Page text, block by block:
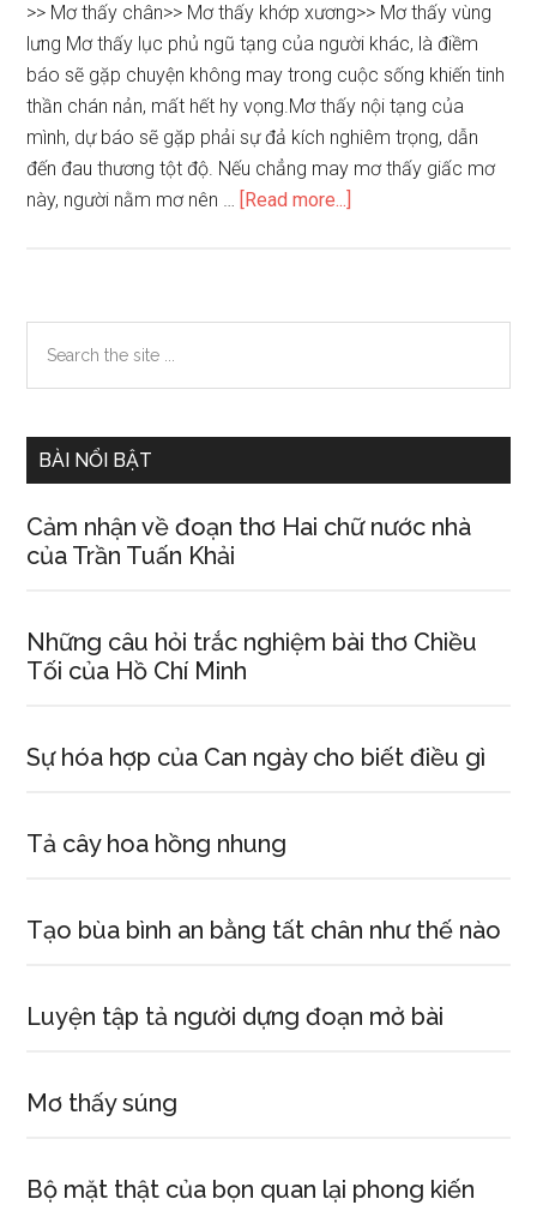
>> Mơ thấy chân>> Mơ thấy khớp xương>> Mơ thấy vùng
lưng Mơ thấy lục phủ ngũ tạng của người khác, là điềm
báo sẽ gặp chuyện không may trong cuộc sống khiến tinh
thần chán nản, mất hết hy vọng.Mơ thấy nội tạng của
mình, dự báo sẽ gặp phải sự đả kích nghiêm trọng, dẫn
đến đau thương tột độ. Nếu chẳng may mơ thấy giấc mơ
này, người nằm mơ nên … [Read more...]
tạng
Primary
Sidebar
the
BÀI NỔI BẬT
Cảm nhận về đoạn thơ Hai chữ nước nhà
của Trần Tuấn Khải
Những câu hỏi trắc nghiệm bài thơ Chiều
Tối của Hồ Chí Minh
Sự hóa hợp của Can ngày cho biết điều gì
Tả cây hoa hồng nhung
Tạo bùa bình an bằng tất chân như thế nào
Luyện tập tả người dựng đoạn mở bài
Mơ thấy súng
Bộ mặt thật của bọn quan lại phong kiến